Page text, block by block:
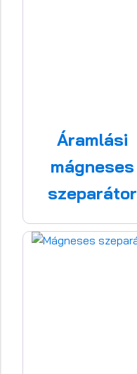
Áramlási
mágneses
szeparátor